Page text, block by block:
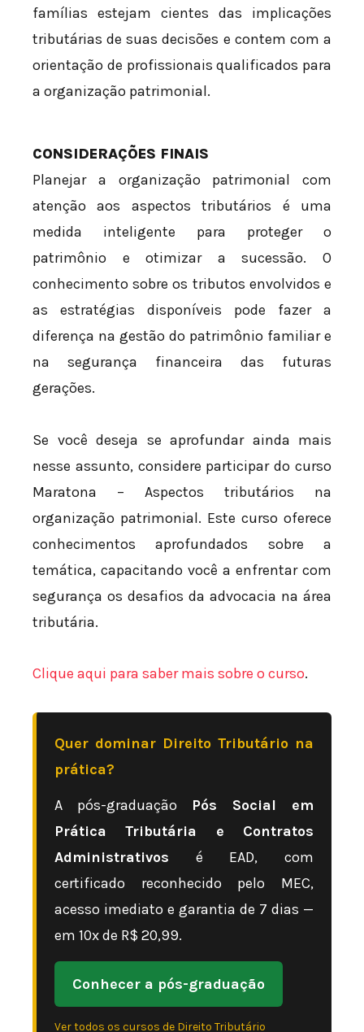
famílias estejam cientes das implicações
tributárias de suas decisões e contem com a
orientação de profissionais qualificados para
a organização patrimonial.
CONSIDERAÇÕES FINAIS
Planejar a organização patrimonial com
atenção aos aspectos tributários é uma
medida inteligente para proteger o
patrimônio e otimizar a sucessão. O
conhecimento sobre os tributos envolvidos e
as estratégias disponíveis pode fazer a
diferença na gestão do patrimônio familiar e
na segurança financeira das futuras
gerações.
Se você deseja se aprofundar ainda mais
nesse assunto, considere participar do curso
Maratona – Aspectos tributários na
organização patrimonial. Este curso oferece
conhecimentos aprofundados sobre a
temática, capacitando você a enfrentar com
segurança os desafios da advocacia na área
tributária.
Clique aqui para saber mais sobre o curso.
Quer dominar Direito Tributário na
prática?
A pós-graduação Pós Social em
Prática Tributária e Contratos
Administrativos é EAD, com
certificado reconhecido pelo MEC,
acesso imediato e garantia de 7 dias —
em 10x de R$ 20,99.
Conhecer a pós-graduação
Ver todos os cursos de Direito Tributário